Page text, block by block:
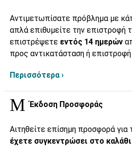
Αντιμετωπίσατε πρόβλημα με
απλά επιθυμείτε την επιστροφή
επιστρέψετε εντός 14 ημερών
προς αντικατάσταση ή
Περισσότερα ›
Έκδοση Προσφοράς
Αιτηθείτε επίσημη προσφορά για
έχετε συγκεντρώσει στο καλάθι